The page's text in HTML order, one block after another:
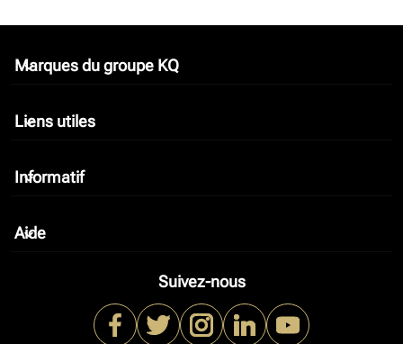
Marques du groupe KQ
keyboard_arrow_down
Liens utiles
keyboard_arrow_down
Informatif
keyboard_arrow_down
Aide
keyboard_arrow_down
Suivez-nous